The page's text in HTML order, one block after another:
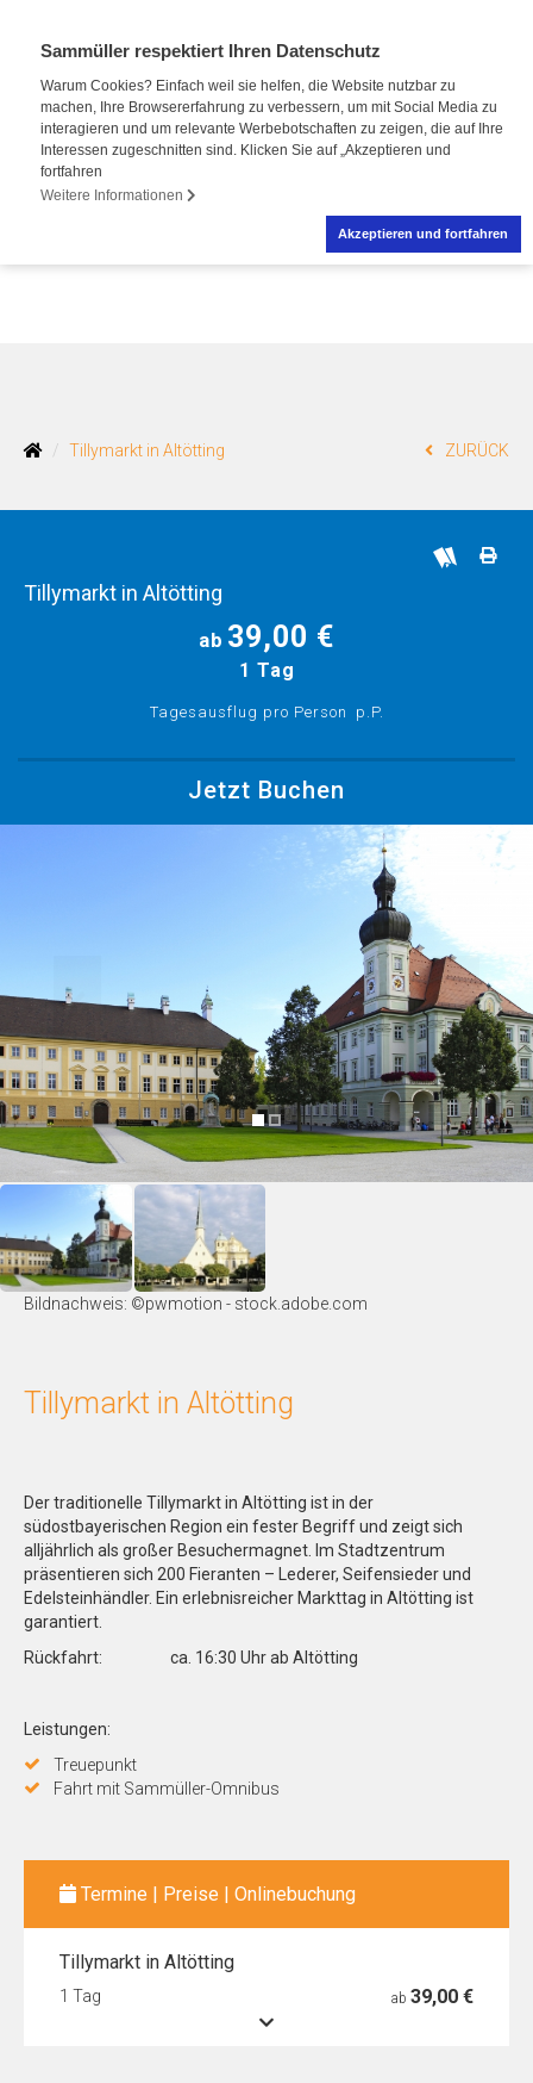
Sammüller respektiert Ihren Datenschutz
Warum Cookies? Einfach weil sie helfen, die Website nutzbar zu
machen, Ihre Browsererfahrung zu verbessern, um mit Social Media zu
interagieren und um relevante Werbebotschaften zu zeigen, die auf Ihre
Interessen zugeschnitten sind. Klicken Sie auf „Akzeptieren und
fortfahren
Weitere Informationen
Akzeptieren und fortfahren
Tillymarkt in Altötting ZURÜCK
Bildnachweis: ©pwmotion - stock.adobe.com
Tillymarkt in Altötting
Der traditionelle Tillymarkt in Altötting ist in der
südostbayerischen Region ein fester Begriff und zeigt sich
alljährlich als großer Besuchermagnet. Im Stadtzentrum
präsentieren sich 200 Fieranten – Lederer, Seifensieder und
Edelsteinhändler. Ein erlebnisreicher Markttag in Altötting ist
garantiert.
Rückfahrt: ca. 16:30 Uhr ab Altötting
Leistungen:
Treuepunkt
Fahrt mit Sammüller-Omnibus
Termine | Preise | Onlinebuchung
Tillymarkt in Altötting
1 Tag ab 39,00 €
Tillymarkt in Altötting
ab 39,00 €
1 Tag
Tagesausflug pro Person p.P.